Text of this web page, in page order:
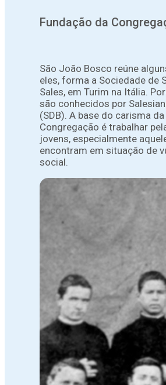
Fundação da
São João Bosco reúne
eles, forma a Sociedade de
Sales, em Turim na Itália.
são conhecidos por
(SDB). A base do carisma da
Congregação é trabalhar
jovens, especialmente
encontram em situação de
social.